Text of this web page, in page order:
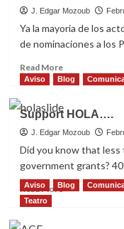
J. Edgar Mozoub
Ya la mayoria de los
de nominaciones a los
Read MoreRead
more
Nominados
a
Premios
ATI
Aviso Blog
Support HOLA….
J. Edgar Mozoub
Did you know that less
government grants?
Read MoreRead
Aviso Blog
Teatro